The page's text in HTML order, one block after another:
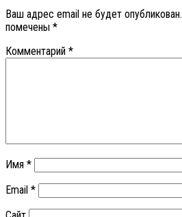
Ваш адрес email не будет опубликован.
помечены *
Комментарий *
Имя *
Email *